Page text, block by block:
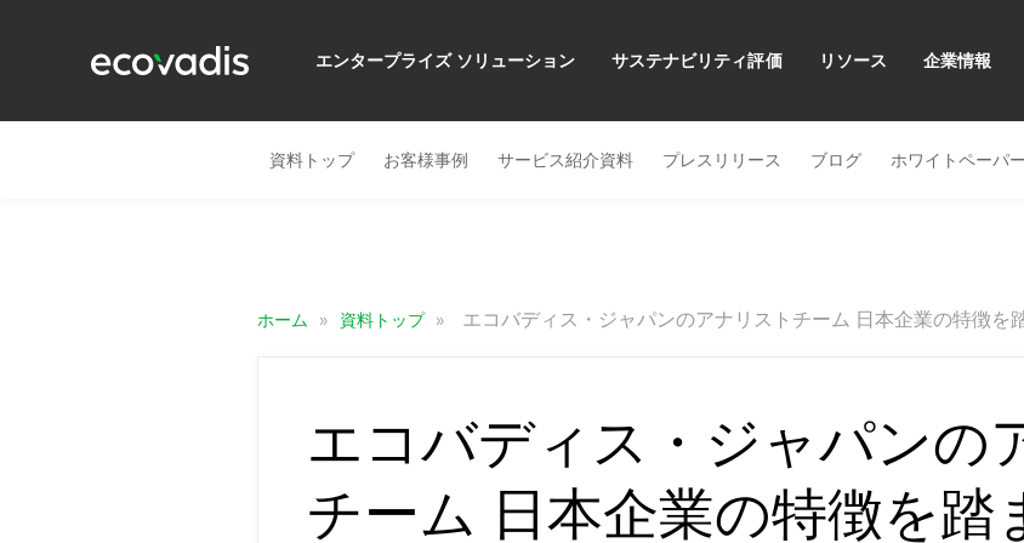
エンタープライズ ソリューション サステナビリティ評価 リソース 企業情報
資料トップ お客様事例 サービス紹介資料 プレスリリース ブログ ホワイトペーパー
ホーム » 資料トップ » エコバディス・ジャパンのアナリストチーム 日本企業の特徴を
エコバディス・ジャパンの
チーム 日本企業の特徴を踏